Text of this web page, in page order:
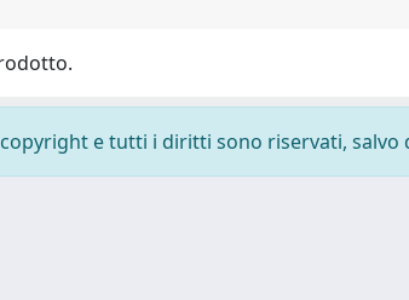
e tutti i diritti sono riservati, salvo